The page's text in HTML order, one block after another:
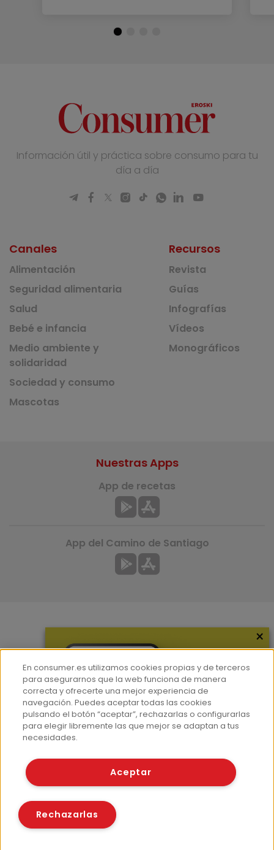
Información útil y práctica sobre consumo para tu
día a día
Canales
Alimentación
Seguridad alimentaria
Salud
Bebé e infancia
Medio ambiente y
solidaridad
Sociedad y consumo
Mascotas
Recursos
Revista
Guías
Infografías
Vídeos
Monográficos
Hemeroteca
Contacto
Prensa
Corpus Lingüístico Consumer
Nuestras Apps
App de recetas
App del Camino de Santiago
© Fundación EROSKI
Políticas de cookies
×
En consumer.es utilizamos cookies propias y de terceros
para asegurarnos que la web funciona de manera
correcta y ofrecerte una mejor experiencia de
navegación. Puedes aceptar todas las cookies
pulsando el botón “aceptar”, rechazarlas o configurarlas
para elegir libremente las que mejor se adaptan a tus
necesidades.
Aceptar
Rechazarlas